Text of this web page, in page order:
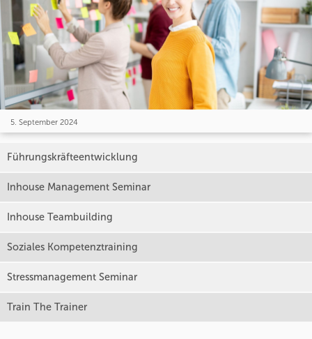
5. September 2024
Führungskräfteentwicklung
Inhouse Management Seminar
Inhouse Teambuilding
Soziales Kompetenztraining
Stressmanagement Seminar
Train The Trainer